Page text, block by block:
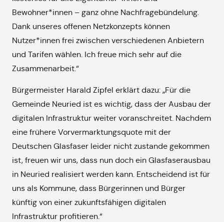
Bewohner*innen – ganz ohne Nachfragebündelung.
Dank unseres offenen Netzkonzepts können
Nutzer*innen frei zwischen verschiedenen Anbietern
und Tarifen wählen. Ich freue mich sehr auf die
Zusammenarbeit.“
Bürgermeister Harald Zipfel erklärt dazu: „Für die
Gemeinde Neuried ist es wichtig, dass der Ausbau der
digitalen Infrastruktur weiter voranschreitet. Nachdem
eine frühere Vorvermarktungsquote mit der
Deutschen Glasfaser leider nicht zustande gekommen
ist, freuen wir uns, dass nun doch ein Glasfaserausbau
in Neuried realisiert werden kann. Entscheidend ist für
uns als Kommune, dass Bürgerinnen und Bürger
künftig von einer zukunftsfähigen digitalen
Infrastruktur profitieren.“